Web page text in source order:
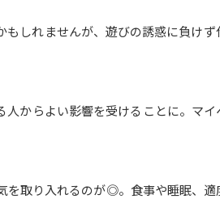
しれませんが、遊びの誘惑に負け
からよい影響を受けることに。マ
を取り入れるのが◎。食事や睡眠、